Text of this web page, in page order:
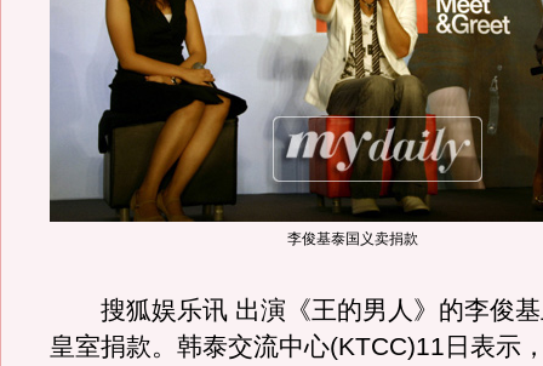
李俊基泰国义卖捐款
搜狐娱乐讯 出演《王的男人》的李俊基
皇室捐款。韩泰交流中心(KTCC)11日表示